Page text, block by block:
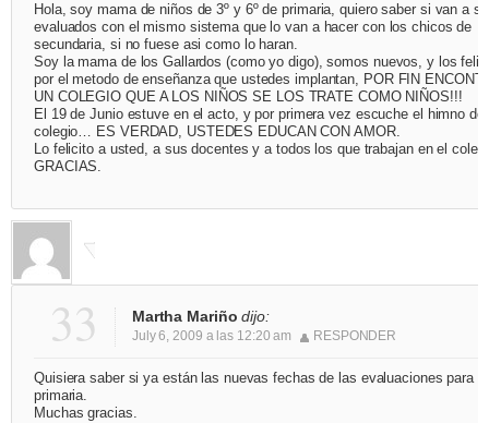
Hola, soy mama de niños de 3º y 6º de primaria, quiero saber si van a
evaluados con el mismo sistema que lo van a hacer con los chicos de
secundaria, si no fuese asi como lo haran.
Soy la mama de los Gallardos (como yo digo), somos nuevos, y los
por el metodo de enseñanza que ustedes implantan, POR FIN
UN COLEGIO QUE A LOS NIÑOS SE LOS TRATE COMO NIÑOS!!!
El 19 de Junio estuve en el acto, y por primera vez escuche el himno del
colegio… ES VERDAD, USTEDES EDUCAN CON AMOR.
Lo felicito a usted, a sus docentes y a todos los que trabajan en el
GRACIAS.
33 Martha Mariño dijo:
July 6, 2009 a las 12:20 am RESPONDER
Quisiera saber si ya están las nuevas fechas de las evaluaciones para la
primaria.
Muchas gracias.